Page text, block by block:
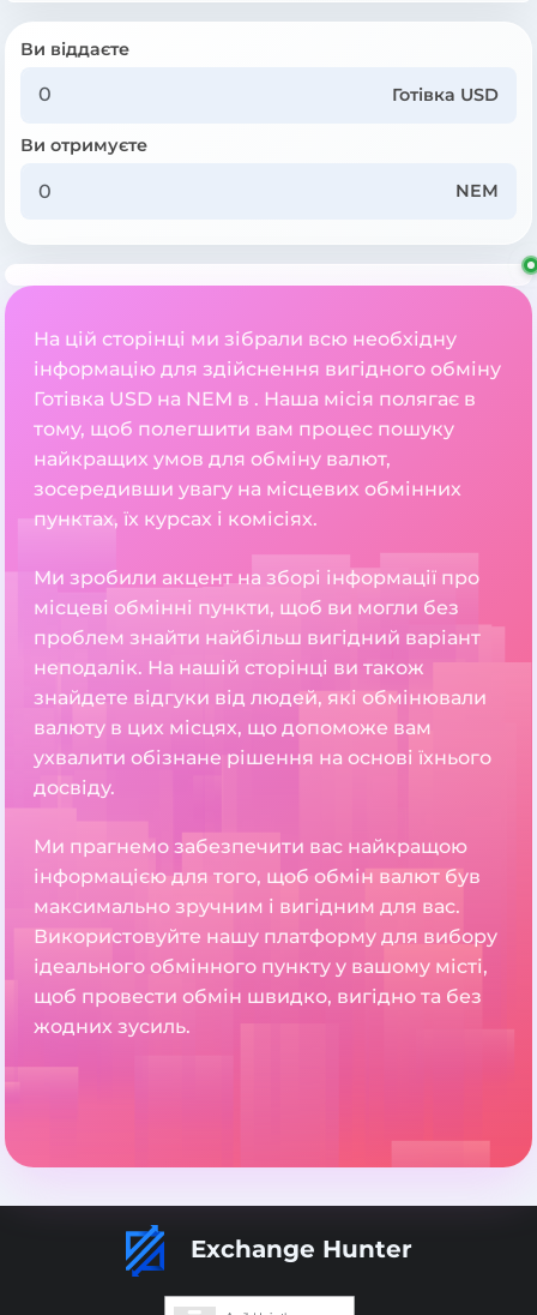
Ви віддаєте
Готівка USD
Ви отримуєте
NEM
На цій сторінці ми зібрали всю необхідну
інформацію для здійснення вигідного обміну
Готівка USD на NEM в . Наша місія полягає в
тому, щоб полегшити вам процес пошуку
найкращих умов для обміну валют,
зосередивши увагу на місцевих обмінних
пунктах, їх курсах і комісіях.
Ми зробили акцент на зборі інформації про
місцеві обмінні пункти, щоб ви могли без
проблем знайти найбільш вигідний варіант
неподалік. На нашій сторінці ви також
знайдете відгуки від людей, які обмінювали
валюту в цих місцях, що допоможе вам
ухвалити обізнане рішення на основі їхнього
досвіду.
Ми прагнемо забезпечити вас найкращою
інформацією для того, щоб обмін валют був
максимально зручним і вигідним для вас.
Використовуйте нашу платформу для вибору
ідеального обмінного пункту у вашому місті,
щоб провести обмін швидко, вигідно та без
жодних зусиль.
Exchange Hunter